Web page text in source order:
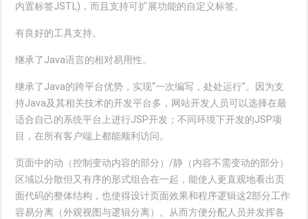
内置标签JSTL)，而且支持可扩展功能的自定义标签。
有良好的工具支持。
继承了Java语言的相对易用性。
继承了Java的跨平台优势，实现“一次编写，处处运行”。因为支
持Java及其相关技术的开发平台多，网站开发人员可以选择在最
适合自己的系统平台上进行JSP开发；不同环境下开发的JSP项
目，在所有客户端上都能顺利访问。
页面中的动（控制变动内容的部分）/静（内容不需变动的部分）
区域以分散但又有序的形式组合在一起，能使人更直观地看出页
面代码的整体结构，也使得设计页面效果和程序逻辑这2部分工作
容易分离（外观视图与逻辑分离）。从而方便分配人员并发挥各